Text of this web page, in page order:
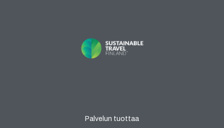
Palvelun tuottaa